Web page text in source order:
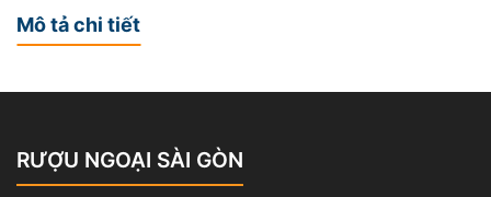
Mô tả chi tiết
RƯỢU NGOẠI SÀI GÒN